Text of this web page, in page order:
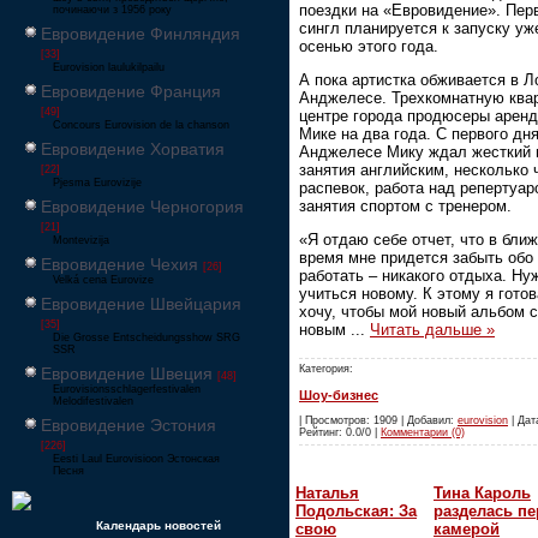
починаючи з 1956 року
Евровидение Финляндия
[33]
Eurovision laulukilpailu
Евровидение Франция
[49]
Concours Eurovision de la chanson
Евровидение Хорватия
[22]
Pjesma Eurovizije
Евровидение Черногория
[21]
Montevizija
Евровидение Чехия [26]
Velká cena Eurovize
Евровидение Швейцария
[35]
Die Grosse Entscheidungsshow SRG
SSR
Евровидение Швеция [48]
Eurovisionsschlagerfestivalen
Melodifestivalen
Евровидение Эстония
[226]
Eesti Laul Eurovisioon Эстонская
Песня
Календарь новостей
поездки на «Евровидение».
сингл планируется к запуску
осенью этого года.
А пока артистка обживается в
Анджелесе. Трехкомнатную
центре города продюсеры
Мике на два года. С первого
Анджелесе Мику ждал жесткий
занятия английским, несколько
распевок, работа над
занятия спортом с тренером.
«Я отдаю себе отчет, что в
время мне придется забыть
работать – никакого отдыха.
учиться новому. К этому я
хочу, чтобы мой новый альбом
новым ... Читать дальше »
Категория:
Шоу-бизнес
| Просмотров: 1909 | Добавил: eurovision |
Рейтинг: 0.0/0 | Комментарии (0)
Наталья
Подольская: За
свою
Тина Кароль
разделась
камерой